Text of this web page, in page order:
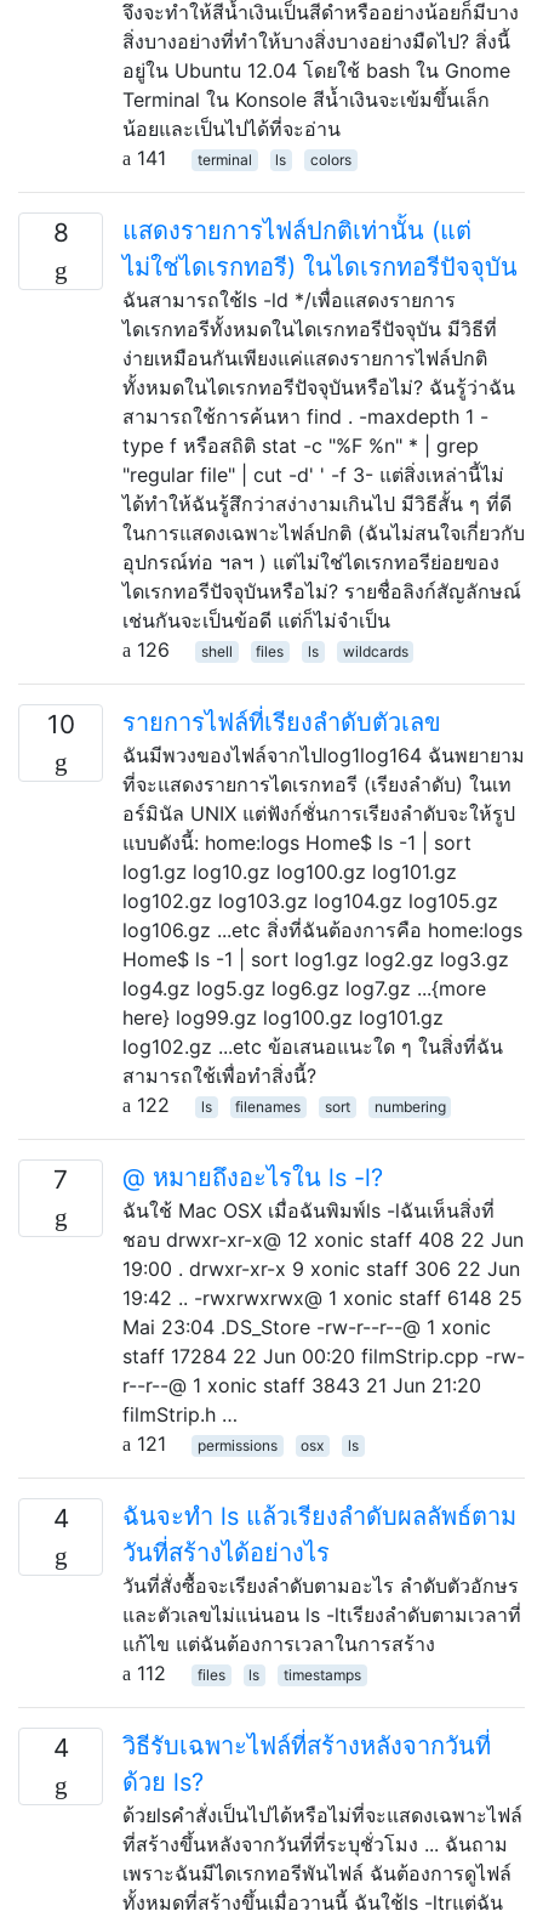
จึงจะทำให้สีน้ำเงินเป็นสีดำหรืออย่างน้อยก็มีบาง
สิ่งบางอย่างที่ทำให้บางสิ่งบางอย่างมืดไป? สิ่งนี้
อยู่ใน Ubuntu 12.04 โดยใช้ bash ใน Gnome
Terminal ใน Konsole สีน้ำเงินจะเข้มขึ้นเล็ก
น้อยและเป็นไปได้ที่จะอ่าน
141
terminal ls colors
8
แสดงรายการไฟล์ปกติเท่านั้น (แต่
ไม่ใช่ไดเรกทอรี) ในไดเรกทอรีปัจจุบัน
ฉันสามารถใช้ls -ld */เพื่อแสดงรายการ
ไดเรกทอรีทั้งหมดในไดเรกทอรีปัจจุบัน มีวิธีที่
ง่ายเหมือนกันเพียงแค่แสดงรายการไฟล์ปกติ
ทั้งหมดในไดเรกทอรีปัจจุบันหรือไม่? ฉันรู้ว่าฉัน
สามารถใช้การค้นหา find . -maxdepth 1 -
type f หรือสถิติ stat -c "%F %n" * | grep
"regular file" | cut -d' ' -f 3- แต่สิ่งเหล่านี้ไม่
ได้ทำให้ฉันรู้สึกว่าสง่างามเกินไป มีวิธีสั้น ๆ ที่ดี
ในการแสดงเฉพาะไฟล์ปกติ (ฉันไม่สนใจเกี่ยวกับ
อุปกรณ์ท่อ ฯลฯ ) แต่ไม่ใช่ไดเรกทอรีย่อยของ
ไดเรกทอรีปัจจุบันหรือไม่? รายชื่อลิงก์สัญลักษณ์
เช่นกันจะเป็นข้อดี แต่ก็ไม่จำเป็น
126
shell files ls wildcards
10 รายการไฟล์ที่เรียงลำดับตัวเลข
ฉันมีพวงของไฟล์จากไปlog1log164 ฉันพยายาม
ที่จะแสดงรายการไดเรกทอรี (เรียงลำดับ) ในเท
อร์มินัล UNIX แต่ฟังก์ชั่นการเรียงลำดับจะให้รูป
แบบดังนี้: home:logs Home$ ls -1 | sort
log1.gz log10.gz log100.gz log101.gz
log102.gz log103.gz log104.gz log105.gz
log106.gz ...etc สิ่งที่ฉันต้องการคือ home:logs
Home$ ls -1 | sort log1.gz log2.gz log3.gz
log4.gz log5.gz log6.gz log7.gz ...{more
here} log99.gz log100.gz log101.gz
log102.gz ...etc ข้อเสนอแนะใด ๆ ในสิ่งที่ฉัน
สามารถใช้เพื่อทำสิ่งนี้?
122
ls filenames sort numbering
7 @ หมายถึงอะไรใน ls -l?
ฉันใช้ Mac OSX เมื่อฉันพิมพ์ls -lฉันเห็นสิ่งที่
ชอบ drwxr-xr-x@ 12 xonic staff 408 22 Jun
19:00 . drwxr-xr-x 9 xonic staff 306 22 Jun
19:42 .. -rwxrwxrwx@ 1 xonic staff 6148 25
Mai 23:04 .DS_Store -rw-r--r--@ 1 xonic
staff 17284 22 Jun 00:20 filmStrip.cpp -rw-
r--r--@ 1 xonic staff 3843 21 Jun 21:20
filmStrip.h …
121
permissions osx ls
4
ฉันจะทำ ls แล้วเรียงลำดับผลลัพธ์ตาม
วันที่สร้างได้อย่างไร
วันที่สั่งซื้อจะเรียงลำดับตามอะไร ลำดับตัวอักษร
และตัวเลขไม่แน่นอน ls -ltเรียงลำดับตามเวลาที่
แก้ไข แต่ฉันต้องการเวลาในการสร้าง
112
files ls timestamps
4
วิธีรับเฉพาะไฟล์ที่สร้างหลังจากวันที่
ด้วย ls?
ด้วยlsคำสั่งเป็นไปได้หรือไม่ที่จะแสดงเฉพาะไฟล์
ที่สร้างขึ้นหลังจากวันที่ที่ระบุชั่วโมง ... ฉันถาม
เพราะฉันมีไดเรกทอรีพันไฟล์ ฉันต้องการดูไฟล์
ทั้งหมดที่สร้างขึ้นเมื่อวานนี้ ฉันใช้ls -ltrแต่ฉัน